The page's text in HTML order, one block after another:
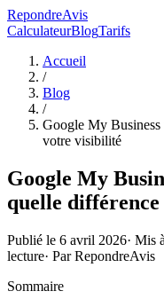
RepondreAvis
CalculateurBlogTarifs
Accueil
/
Blog
/
Google My
votre visibilité
Google My
quelle
Publié le 6 avril 2026· Mis
lecture· ParRepondreAvis
Sommaire